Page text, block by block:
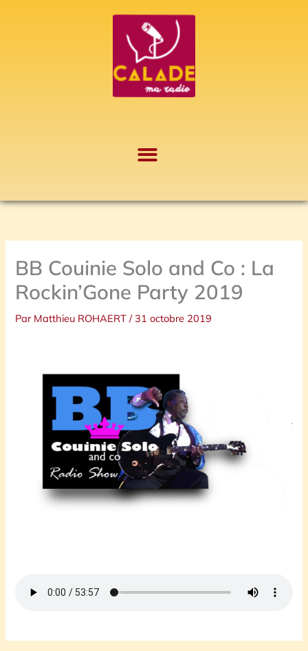
BB Couinie Solo and Co : La
Rockin’Gone Party 2019
Par Matthieu ROHAERT/ 31 octobre 2019